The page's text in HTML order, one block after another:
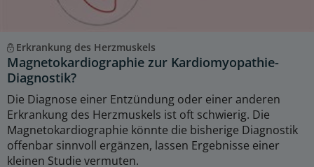
Erkrankung des Herzmuskels
Magnetokardiographie zur Kardiomyopathie-
Diagnostik?
Die Diagnose einer Entzündung oder einer anderen
Erkrankung des Herzmuskels ist oft schwierig. Die
Magnetokardiographie könnte die bisherige Diagnostik
offenbar sinnvoll ergänzen, lassen Ergebnisse einer
kleinen Studie vermuten.